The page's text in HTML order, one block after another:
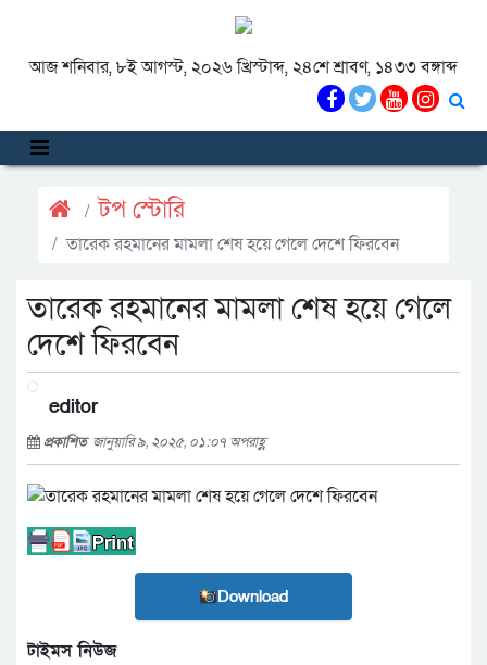
আজ শনিবার, ৮ই আগস্ট, ২০২৬ খ্রিস্টাব্দ, ২৪শে শ্রাবণ, ১৪৩৩ বঙ্গাব্দ
টপ স্টোরি
তারেক রহমানের মামলা শেষ হয়ে গেলে দেশে ফিরবেন
তারেক রহমানের মামলা শেষ হয়ে গেলে
দেশে ফিরবেন
editor
প্রকাশিত জানুয়ারি ৯, ২০২৫, ০১:০৭ অপরাহ্ণ
Download
টাইমস নিউজ